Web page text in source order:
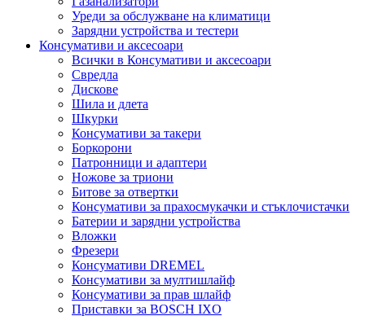
Уреди за обслужване на климатици
Зарядни устройства и тестери
Консумативи и аксесоари
Всички в Консумативи и аксесоари
Свредла
Дискове
Шила и длета
Шкурки
Консумативи за такери
Боркорони
Патронници и адаптери
Ножове за триони
Битове за отвертки
Консумативи за прахосмукачки и стъклочистачки
Батерии и зарядни устройства
Вложки
Фрезери
Консумативи DREMEL
Консумативи за мултишлайф
Консумативи за прав шлайф
Приставки за BOSCH IXO